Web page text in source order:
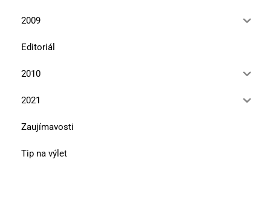
2009
Editoriál
2010
2021
Zaujímavosti
Tip na výlet